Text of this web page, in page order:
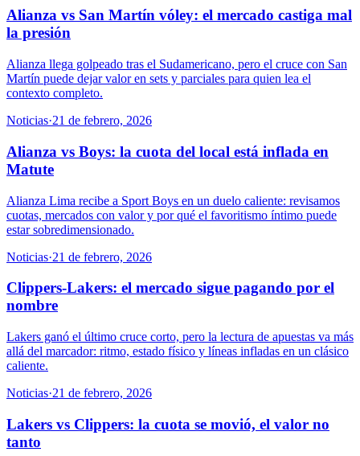
Alianza vs San Martín vóley: el mercado castiga mal
la presión
Alianza llega golpeado tras el Sudamericano, pero el cruce con San
Martín puede dejar valor en sets y parciales para quien lea el
contexto completo.
Noticias·21 de febrero, 2026
Alianza vs Boys: la cuota del local está inflada en
Matute
Alianza Lima recibe a Sport Boys en un duelo caliente: revisamos
cuotas, mercados con valor y por qué el favoritismo íntimo puede
estar sobredimensionado.
Noticias·21 de febrero, 2026
Clippers-Lakers: el mercado sigue pagando por el
nombre
Lakers ganó el último cruce corto, pero la lectura de apuestas va más
allá del marcador: ritmo, estado físico y líneas infladas en un clásico
caliente.
Noticias·21 de febrero, 2026
Lakers vs Clippers: la cuota se movió, el valor no
tanto